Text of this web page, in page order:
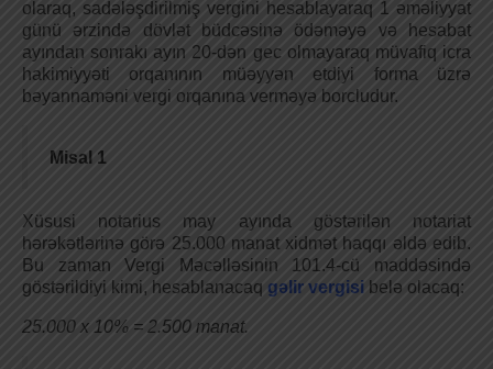
olaraq, sadələşdirilmiş vergini hesablayaraq 1 əməliyyat
günü ərzində dövlət büdcəsinə ödəməyə və hesabat
ayından sonrakı ayın 20-dən gec olmayaraq müvafiq icra
hakimiyyəti orqanının müəyyən etdiyi forma üzrə
bəyannaməni vergi orqanına verməyə borcludur.
Misal 1
Xüsusi notarius may ayında göstərilən notariat
hərəkətlərinə görə 25.000 manat xidmət haqqı əldə edib.
Bu zaman Vergi Məcəlləsinin 101.4-cü maddəsində
göstərildiyi kimi, hesablanacaq gəlir vergisi belə olacaq:
25.000 x 10% = 2.500 manat.